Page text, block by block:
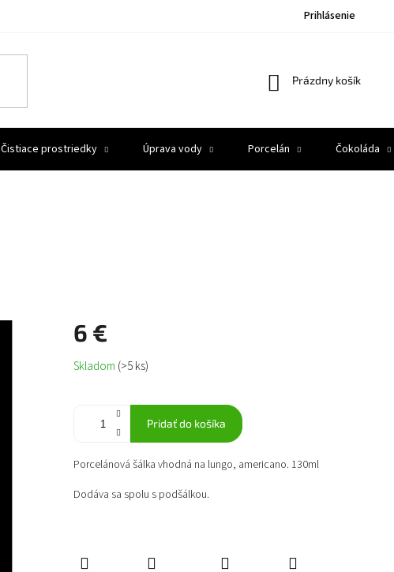
Prihlásenie
Nákupný
Prázdny košík
Čistiace prostriedky Úprava vody Porcelán Čokoláda
6 €
Jednotková
cena:
Skladom (>5 ks)
Pridať do košíka
Porcelánová šálka vhodná na lungo, americano. 130ml
Dodáva sa spolu s podšálkou.